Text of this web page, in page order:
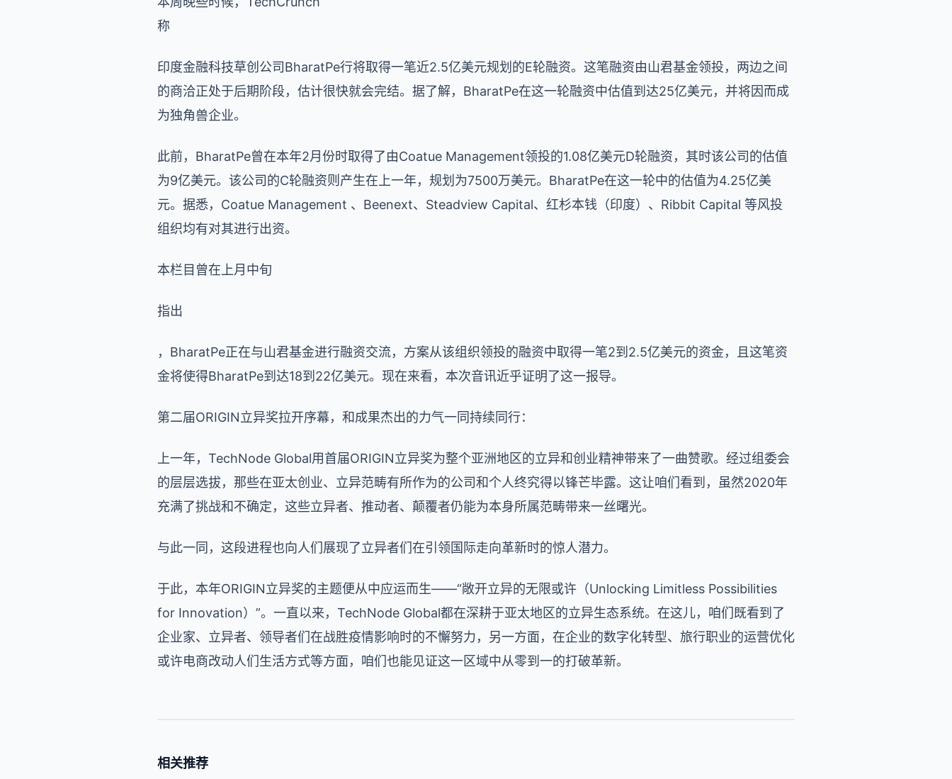
称
印度金融科技草创公司BharatPe行将取得一笔近2.5亿美元规划的E轮融资。这笔融资由山君基金领投，两边之间
的商洽正处于后期阶段，估计很快就会完结。据了解，BharatPe在这一轮融资中估值到达25亿美元，并将因而成
为独角兽企业。
此前，BharatPe曾在本年2月份时取得了由Coatue Management领投的1.08亿美元D轮融资，其时该公司的估值
为9亿美元。该公司的C轮融资则产生在上一年，规划为7500万美元。BharatPe在这一轮中的估值为4.25亿美
元。据悉，Coatue Management 、Beenext、Steadview Capital、红杉本钱（印度）、Ribbit Capital 等风投
组织均有对其进行出资。
本栏目曾在上月中旬
指出
，BharatPe正在与山君基金进行融资交流，方案从该组织领投的融资中取得一笔2到2.5亿美元的资金，且这笔资
金将使得BharatPe到达18到22亿美元。现在来看，本次音讯近乎证明了这一报导。
第二届ORIGIN立异奖拉开序幕，和成果杰出的力气一同持续同行：
上一年，TechNode Global用首届ORIGIN立异奖为整个亚洲地区的立异和创业精神带来了一曲赞歌。经过组委会
的层层选拔，那些在亚太创业、立异范畴有所作为的公司和个人终究得以锋芒毕露。这让咱们看到，虽然2020年
充满了挑战和不确定，这些立异者、推动者、颠覆者仍能为本身所属范畴带来一丝曙光。
与此一同，这段进程也向人们展现了立异者们在引领国际走向革新时的惊人潜力。
于此，本年ORIGIN立异奖的主题便从中应运而生——“敞开立异的无限或许（Unlocking Limitless Possibilities
for Innovation）”。一直以来， TechNode Global都在深耕于亚太地区的立异生态系统。在这儿，咱们既看到了
企业家、立异者、领导者们在战胜疫情影响时的不懈努力，另一方面，在企业的数字化转型、旅行职业的运营优化
或许电商改动人们生活方式等方面，咱们也能见证这一区域中从零到一的打破革新。
相关推荐